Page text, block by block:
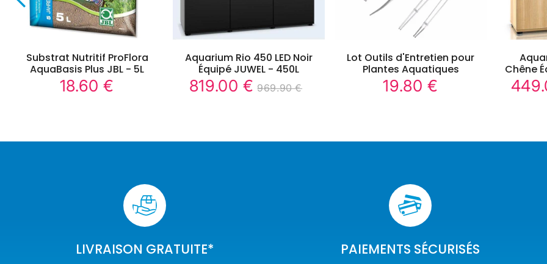
Substrat Nutritif ProFlora
AquaBasis Plus JBL - 5L
Prix
18.60 €
Aquarium Rio 450 LED Noir
Équipé JUWEL - 450L
Prix
819.00 € 819.00
Prix
969.90 €
Lot Outils d'Entretien pour
Plantes Aquatiques
Prix
19.80 €
Chêne
Prix
LIVRAISON GRATUITE* PAIEMENTS SÉCURISÉS